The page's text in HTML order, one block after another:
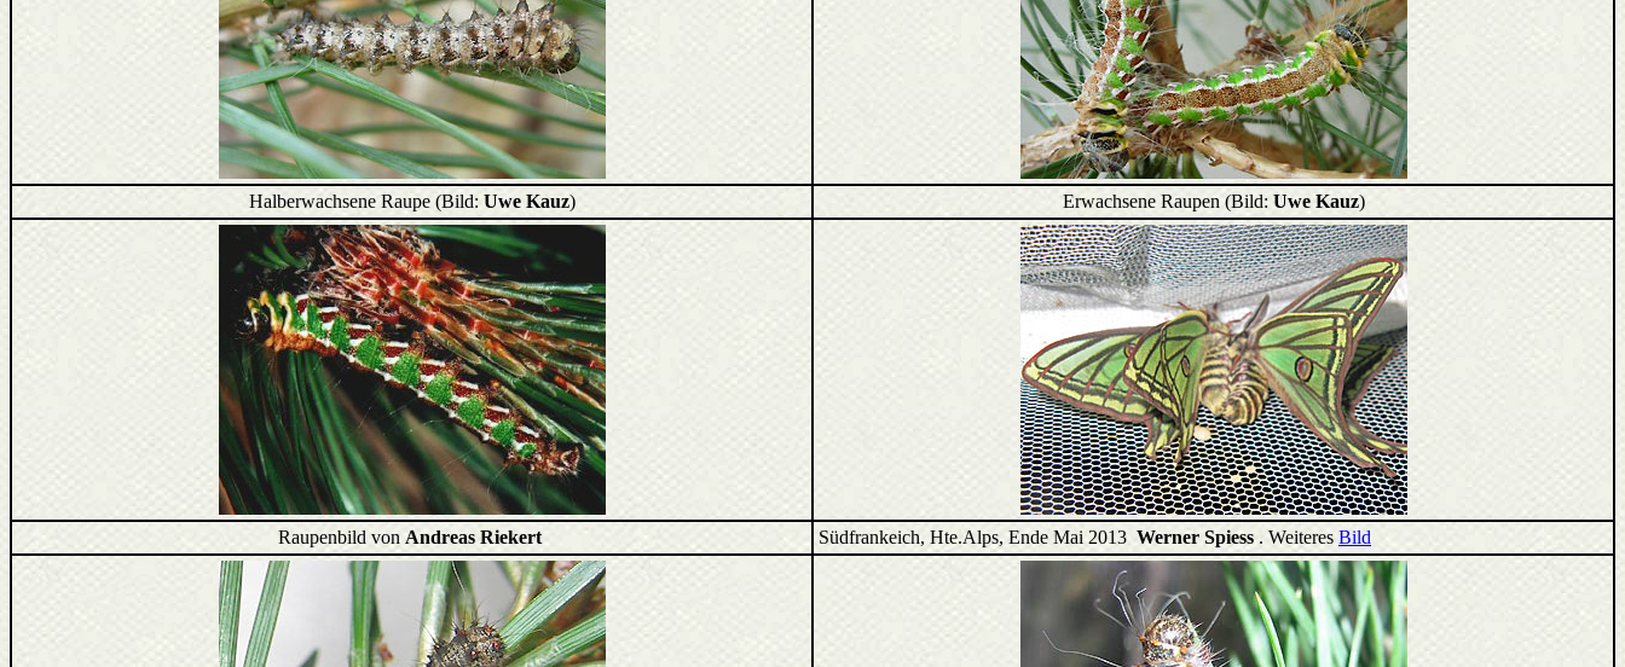
Halberwachsene Raupe (Bild: Uwe Kauz) Erwachsene Raupen (Bild: Uwe Kauz)
Raupenbild von Andreas Riekert Südfrankeich, Hte.Alps, Ende Mai 2013 Werner Spiess . Weiteres Bild